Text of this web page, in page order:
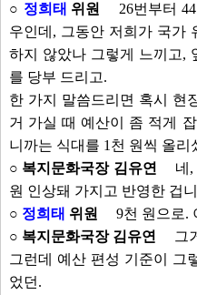
○ 정희태 위원
26번부터
우인데, 그동안 저희가 국가
하지 않았나 그렇게 느끼고,
를 당부 드리고.
한 가지 말씀드리면 혹시 현
거 가실 때 예산이 좀 적게
니까는 식대를 1천 원씩 올리
○ 복지문화국장 김유연
네,
원 인상돼 가지고 반영한 겁
○ 정희태 위원
9천 원으로.
○ 복지문화국장 김유연
그
그런데 예산 편성 기준이 그
었던.